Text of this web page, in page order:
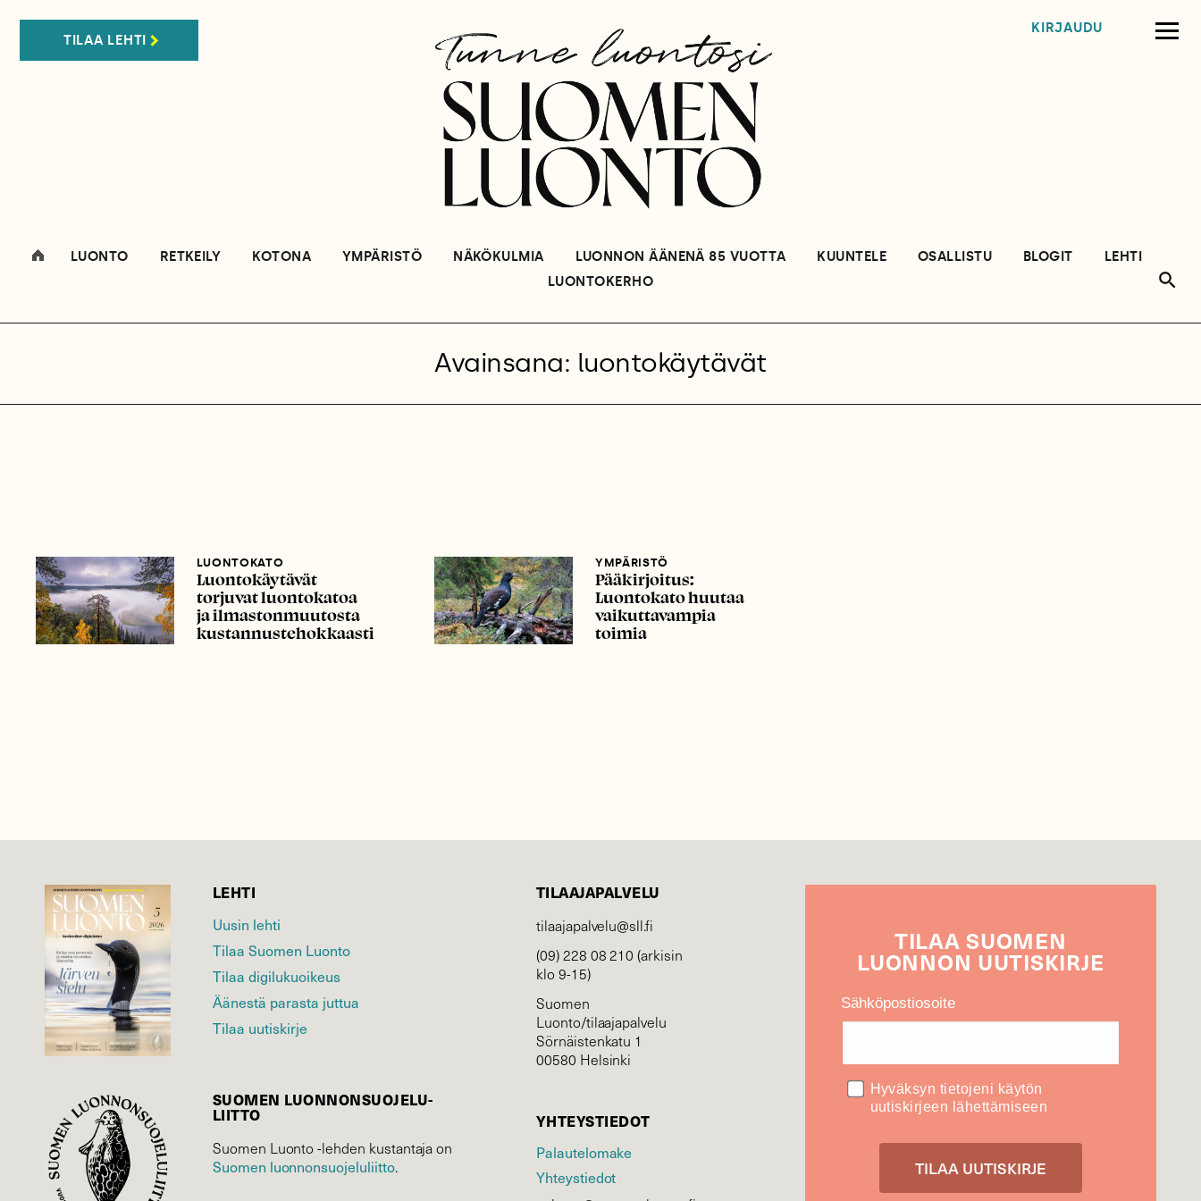
TILAA LEHTI
KIRJAUDU
LUONTO RETKEILY KOTONA YMPÄRISTÖ NÄKÖKULMIA LUONNON ÄÄNENÄ 85 VUOTTA KUUNTELE OSALLISTU BLOGIT
LEHTI
LUONTOKERHO
Avainsana: luontokäytävät
LUONTOKATO
Luontokäytävät
torjuvat luontokatoa
ja ilmastonmuutosta
kustannustehokkaasti
YMPÄRISTÖ
Pääkirjoitus:
Luontokato huutaa
vaikuttavampia
toimia
LEHTI
Uusin lehti
Tilaa Suomen Luonto
Tilaa digilukuoikeus
Äänestä parasta juttua
Tilaa uutiskirje
SUOMEN LUONNON­SUOJELU­
LIITTO
Suomen Luonto -lehden kustantaja on
Suomen luonnonsuojelu­liitto.
TILAAJAPALVELU
tilaajapalvelu@sll.fi
(09) 228 08 210 (arkisin
klo 9-15)
Suomen
Luonto/tilaajapalvelu
Sörnäistenkatu 1
00580 Helsinki
YHTEYSTIEDOT
Palautelomake
Yhteystiedot
TILAASUOMEN
LUONNON UUTIS­KIRJE
Sähköpostiosoite
Hyväksyn tietojeni käytön
uutiskirjeen lähettämiseen